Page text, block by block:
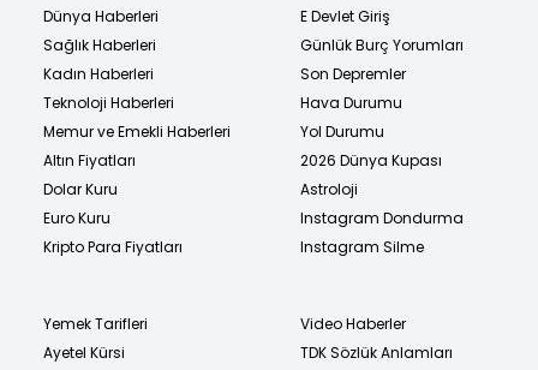
Dünya Haberleri
Sağlık Haberleri
Kadın Haberleri
Teknoloji Haberleri
Memur ve Emekli Haberleri
Altın Fiyatları
Dolar Kuru
Euro Kuru
Kripto Para Fiyatları
E Devlet Giriş
Günlük Burç Yorumları
Son Depremler
Hava Durumu
Yol Durumu
2026 Dünya Kupası
Astroloji
Instagram Dondurma
Instagram Silme
Yemek Tarifleri
Ayetel Kürsi
Video Haberler
TDK Sözlük Anlamları